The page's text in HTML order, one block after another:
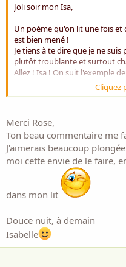
Joli soir mon Isa,
Un poème qu'on lit une fois
est bien mené !
Je tiens à te dire que je ne
plutôt troublante et surtout
Allez ! Isa ! On suit l'exemple
euh ! j'ai un faible pour les
Bisous
ta ptite Rose ***
Cliquez
Merci Rose,
Ton beau commentaire me
J'aimerais beaucoup
moi cette envie de le faire,
dans mon lit
Douce nuit, à demain
Isabelle